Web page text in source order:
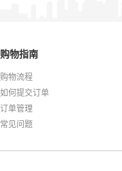
购物指南
购物流程
如何提交订单
订单管理
常见问题